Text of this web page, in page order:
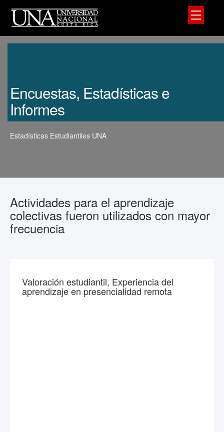
Encuestas, Estadísticas e
Informes
Estadísticas Estudiantiles UNA
Actividades para el aprendizaje
colectivas fueron utilizados con mayor
frecuencia
Valoración estudiantil, Experiencia del
aprendizaje en presencialidad remota